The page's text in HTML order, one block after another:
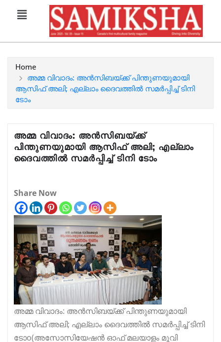
Home
അമ്മ വിവാദം: അൻസിബയ്ക്ക് പിന്തുണയുമായി
ആസിഫ് അലി; എല്ലാം ദൈവത്തിൽ സമർപ്പിച്ച് ടിനി
ടോം
അമ്മ വിവാദം: അൻസിബയ്ക്ക്
പിന്തുണയുമായി ആസിഫ് അലി; എല്ലാം
ദൈവത്തിൽ സമർപ്പിച്ച് ടിനി ടോം
Share Now
അമ്മ വിവാദം: അൻസിബയ്ക്ക് പിന്തുണയുമായി
ആസിഫ് അലി; എല്ലാം ദൈവത്തിൽ സമർപ്പിച്ച് ടിനി
ടോo(അസോസിയേഷൻ ഓഫ് മലയാളം മൂവി